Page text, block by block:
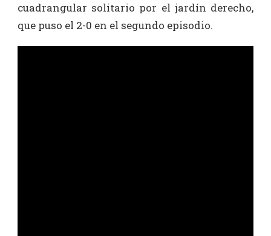
cuadrangular solitario por el jardín derecho,
que puso el 2-0 en el segundo episodio.